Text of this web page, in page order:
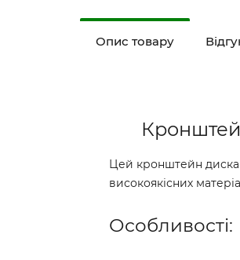
Опис товару
Цей кронштейн диска
високоякісних
Особливості: